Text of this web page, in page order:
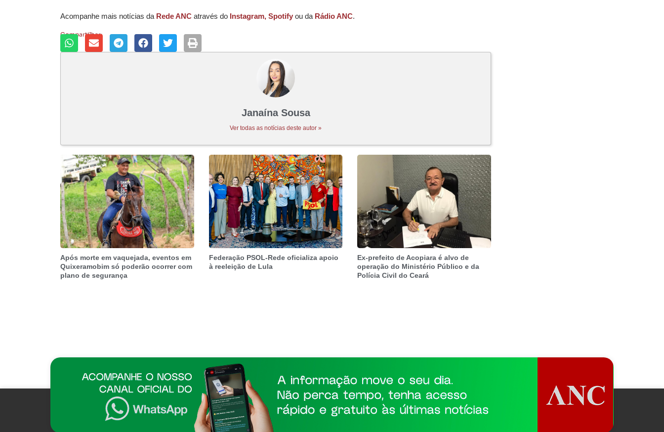
Acompanhe mais notícias da Rede ANC através do Instagram, Spotify ou da Rádio ANC.
Compartilhar:
Janaína Sousa
Ver todas as notícias deste autor »
Após morte em vaquejada, eventos em
Quixeramobim só poderão ocorrer com
plano de segurança
Federação PSOL-Rede oficializa apoio
à reeleição de Lula
Ex-prefeito de Acopiara é alvo de
operação do Ministério Público e da
Polícia Civil do Ceará